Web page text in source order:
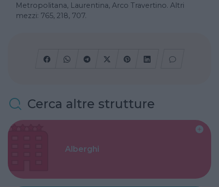
Metropolitana, Laurentina, Arco Travertino. Altri
mezzi: 765, 218, 707.
Cerca altre strutture
Alberghi